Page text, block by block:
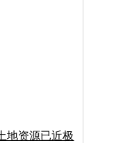
地资源已近极